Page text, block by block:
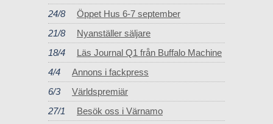
24/8
Öppet Hus 6-7 september
21/8
Nyanställer säljare
18/4
Läs Journal Q1 från Buffalo Machine
4/4
Annons i fackpress
6/3
Världspremiär
27/1
Besök oss i Värnamo